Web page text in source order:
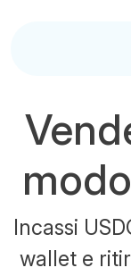
Incassi
wallet e